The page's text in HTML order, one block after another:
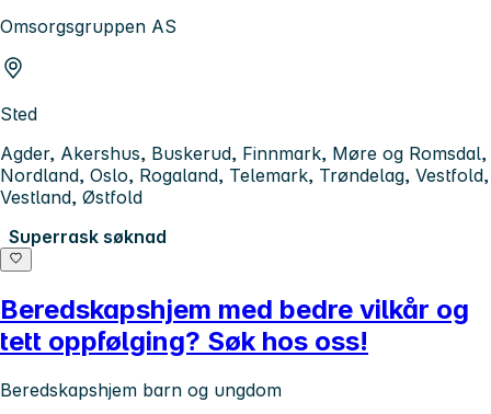
Omsorgsgruppen AS
Sted
Agder, Akershus, Buskerud, Finnmark, Møre og Romsdal,
Nordland, Oslo, Rogaland, Telemark, Trøndelag, Vestfold,
Vestland, Østfold
Superrask søknad
Beredskapshjem med bedre vilkår og
tett oppfølging? Søk hos oss!
Beredskapshjem barn og ungdom